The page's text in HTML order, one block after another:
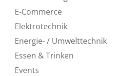
E-Commerce
Elektrotechnik
Energie- / Umwelttechnik
Essen & Trinken
Events